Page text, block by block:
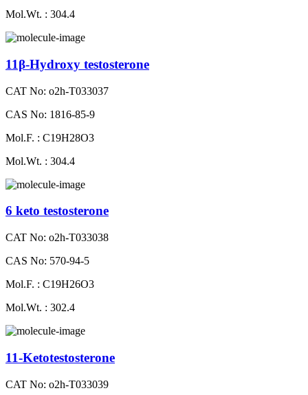
Mol.Wt. : 304.4
11β-Hydroxy testosterone
CAT No: o2h-T033037
CAS No: 1816-85-9
Mol.F. : C19H28O3
Mol.Wt. : 304.4
6 keto testosterone
CAT No: o2h-T033038
CAS No: 570-94-5
Mol.F. : C19H26O3
Mol.Wt. : 302.4
11-Ketotestosterone
CAT No: o2h-T033039